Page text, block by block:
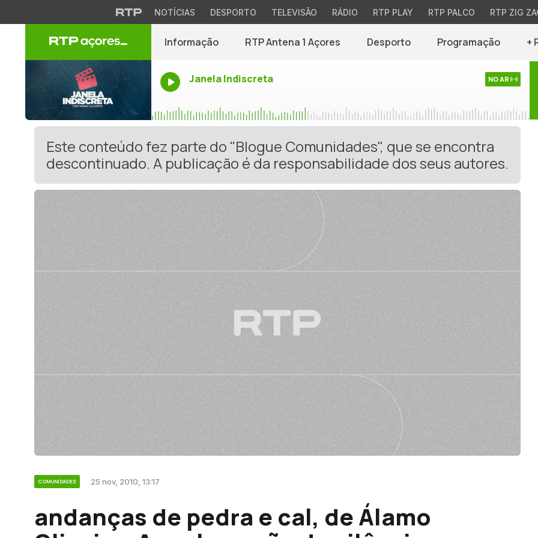
NOTÍCIAS DESPORTO TELEVISÃO RÁDIO RTP PLAY RTP PALCO RTP ZIG
Informação RTP Antena 1 Açores Desporto Programação +
Janela Indiscreta NO AR
Este conteúdo fez parte do "Blogue Comunidades", que se encontra
descontinuado. A publicação é da responsabilidade dos seus autores.
COMUNIDADES 25 nov, 2010, 13:17
andanças de pedra e cal, de Álamo